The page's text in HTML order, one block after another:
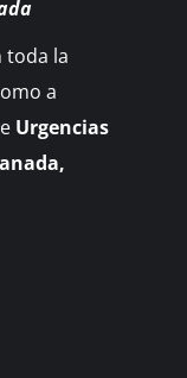
toda la
a
Urgencias